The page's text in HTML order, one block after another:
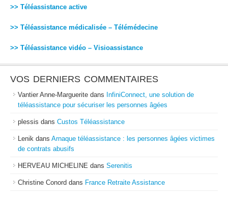
>> Téléassistance active
>> Téléassistance médicalisée – Télémédecine
>> Téléassistance vidéo – Visioassistance
VOS DERNIERS COMMENTAIRES
Vantier Anne-Marguerite dans InfiniConnect, une solution de
téléassistance pour sécuriser les personnes âgées
plessis dans Custos Téléassistance
Lenik dans Arnaque téléassistance : les personnes âgées victimes
de contrats abusifs
HERVEAU MICHELINE dans Serenitis
Christine Conord dans France Retraite Assistance